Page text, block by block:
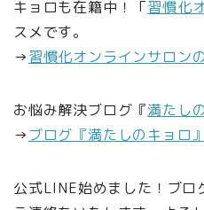
キョロも在籍中！「習慣化
スメです。
→習慣化オンラインサロン
お悩み解決ブログ『満たし
→ブログ『満たしのキョロ』
公式LINE始めました！ブロ